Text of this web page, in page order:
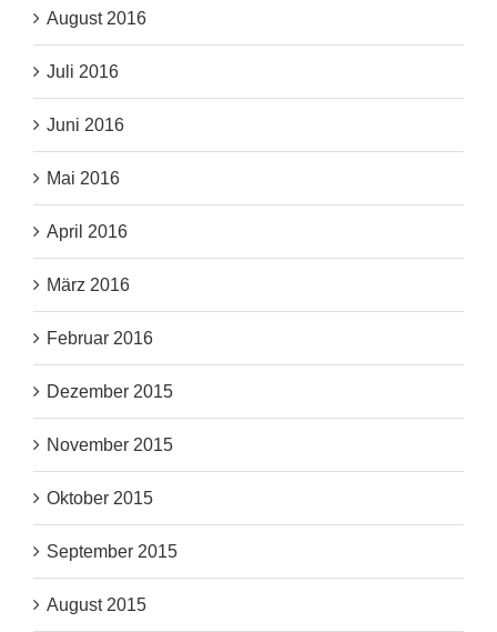
August 2016
Juli 2016
Juni 2016
Mai 2016
April 2016
März 2016
Februar 2016
Dezember 2015
November 2015
Oktober 2015
September 2015
August 2015